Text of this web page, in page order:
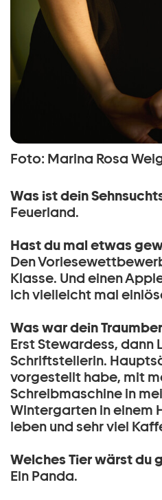
Foto: Marina Rosa
Was ist dein
Feuerland.
Hast du mal etwas
Den
Klasse. Und einen
ich vielleicht mal
Was war dein
Erst Stewardess, dann
Schriftstellerin.
vorgestellt habe, mit
Schreibmaschine in
Wintergarten in einem
leben und sehr viel
Welches Tier wärst du
Ein Panda.